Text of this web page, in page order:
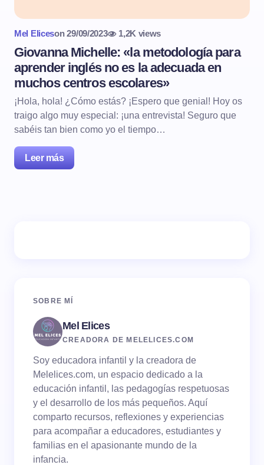
Mel Eliceson 29/09/2023 1,2K views
Giovanna Michelle: «la metodología para
aprender inglés no es la adecuada en
muchos centros escolares»
¡Hola, hola! ¿Cómo estás? ¡Espero que genial! Hoy os
traigo algo muy especial: ¡una entrevista! Seguro que
sabéis tan bien como yo el tiempo…
Leer más
SOBRE MÍ
Mel Elices
CREADORA DE MELELICES.COM
Soy educadora infantil y la creadora de
Melelices.com, un espacio dedicado a la
educación infantil, las pedagogías respetuosas
y el desarrollo de los más pequeños. Aquí
comparto recursos, reflexiones y experiencias
para acompañar a educadores, estudiantes y
familias en el apasionante mundo de la
infancia.